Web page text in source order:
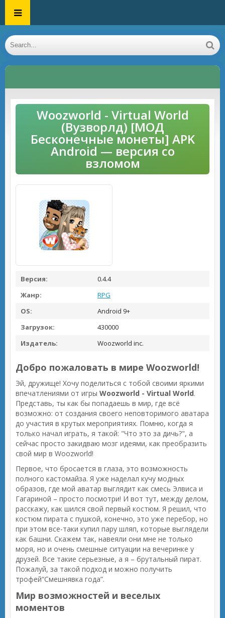
Woozworld - Virtual World
(Вузворлд) [МОД
Бесконечные монеты] APK
Android — версия со
взломом
Версия:
0.4.4
Жанр:
RPG
OS:
Android 9+
Загрузок:
430000
Издатель:
Woozworld inc.
Добро пожаловать в мире Woozworld!
Эй, дружище! Хочу поделиться с тобой своими яркими
впечатлениями от игры Woozworld - Virtual World.
Представь, ты как бы попадаешь в мир, где всё
возможно: от создания своего неповторимого аватара
до участия в крутых мероприятиях. Помню, когда я
только начал играть, я такой: "Что это за дичь?", а
сейчас просто закидваю мозг идеями, как преобразить
свой мир в Woozworld!
Первое, что бросается в глаза, это возможность
полного кастомайза. Я уже наделал кучу модных
образов, где мой аватар выглядит как смесь Элвиса и
Гагариной – просто посмотри! И вот тут, между делом,
расскажу, как шился свой первый костюм. Я решил, что
костюм пирата с пушкой, конечно, это уже перебор, но
при этом все-таки купил пару шляп, которые выглядели
как башни. Скажем так, навеяли они мне не только
моря, но и очень смешные ситуации на вечеринке у
друзей. Все такие серьезные, а я – брутальный пират.
Пожалуй, за такой подход и можно получить
трофей“Смешнявка года”.
Мир возможностей и веселых
моментов